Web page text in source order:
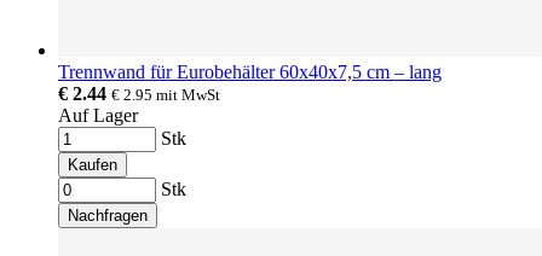
Trennwand für Eurobehälter 60x40x7,5 cm – lang
€ 2.44 € 2.95 mit MwSt
Auf Lager
Stk
Kaufen
Stk
Nachfragen